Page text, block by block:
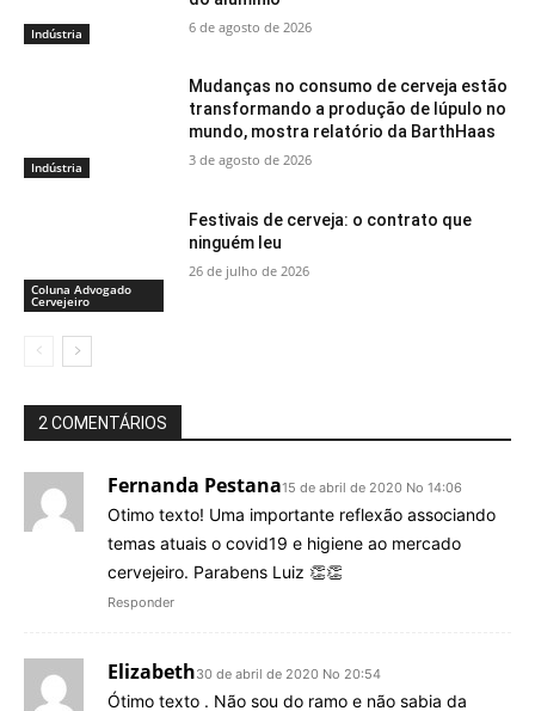
Indústria 6 de agosto de 2026
Indústria
Mudanças no consumo de cerveja estão
transformando a produção de lúpulo no
mundo, mostra relatório da BarthHaas
3 de agosto de 2026
Coluna Advogado
Cervejeiro
Festivais de cerveja: o contrato que
ninguém leu
26 de julho de 2026
2 COMENTÁRIOS
Fernanda Pestana15 de abril de 2020 No 14:06
Otimo texto! Uma importante reflexão associando
temas atuais o covid19 e higiene ao mercado
cervejeiro. Parabens Luiz 👏👏
Responder
Elizabeth30 de abril de 2020 No 20:54
Ótimo texto . Não sou do ramo e não sabia da